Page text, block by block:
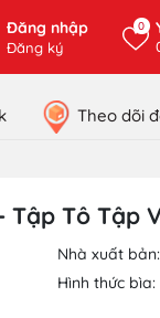
Đăng nhập
Đăng ký
0
Theo dõi
Tập Tô Tập
Nhà xuất bản:
Hình thức bìa: